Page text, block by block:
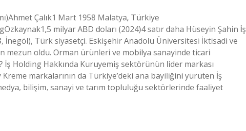
Çalık1 Mart 1958 Malatya, Türkiye
milyar ABD doları (2024)4 satır daha Hüseyin Şahin İş
İnegöl), Türk siyasetçi. Eskişehir Anadolu Üniversitesi İktisadi ve
mezun oldu. Orman ürünleri ve mobilya sanayinde ticari
Holding Hakkında Kuruyemiş sektörünün lider markası
Kreme markalarının da Türkiye’deki ana bayiliğini yürüten İş
bilişim, sanayi ve tarım topluluğu sektörlerinde faaliyet